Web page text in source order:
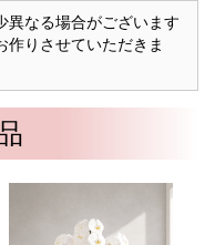
異なる場合がございます
作りさせていただきま